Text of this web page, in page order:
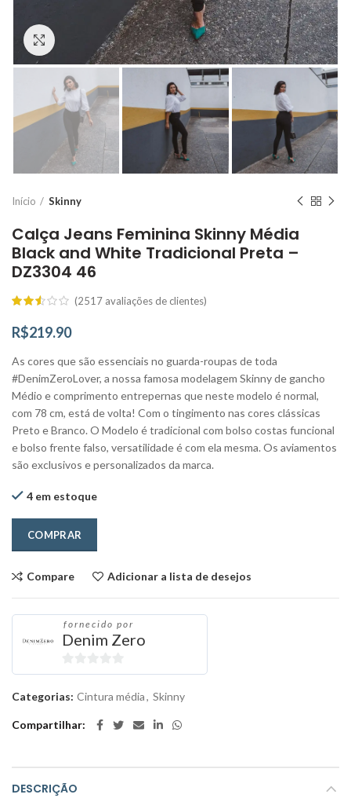
Click to enlarge
Início Skinny
Calça Jeans Feminina Skinny Média
Black and White Tradicional Preta –
DZ3304 46
(2517 avaliações de clientes)
R$219.90
As cores que são essenciais no guarda-roupas de toda
#DenimZeroLover, a nossa famosa modelagem Skinny de gancho
Médio e comprimento entrepernas que neste modelo é normal,
com 78 cm, está de volta! Com o tingimento nas cores clássicas
Preto e Branco. O Modelo é tradicional com bolso costas funcional
e bolso frente falso, versatilidade é com ela mesma. Os aviamentos
são exclusivos e personalizados da marca.
4 em estoque
COMPRAR
Compare Adicionar a lista de desejos
fornecido por
Denim Zero
0
5
Categorias: Cintura média, Skinny
Compartilhar
DESCRIÇÃO